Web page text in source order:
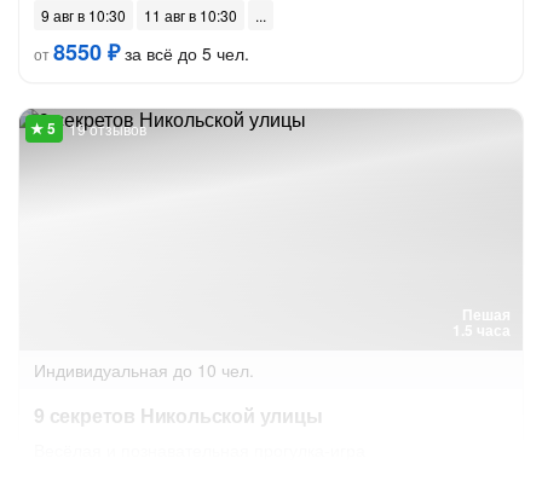
9 авг в 10:30
11 авг в 10:30
от8550 ₽за всё до 5 чел.
Пешая
1.5 часа
19 отзывов
Индивидуальная до 10 чел.
9 секретов Никольской улицы